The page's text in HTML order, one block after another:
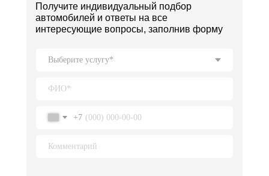
Получите индивидуальный подбор
автомобилей и ответы на все
интересующие вопросы, заполнив форму
+7